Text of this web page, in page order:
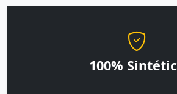
100%